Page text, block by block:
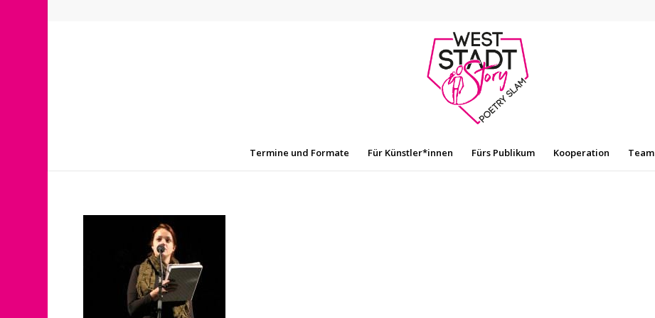
Termine und Formate Für Künstler*innen Fürs Publikum Kooperation